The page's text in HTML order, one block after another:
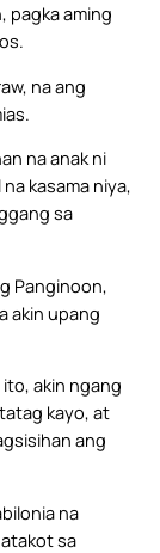
pagka aming
na ang
na anak ni
kasama niya,
sa
Panginoon,
akin upang
akin ngang
kayo, at
ang
na
sa